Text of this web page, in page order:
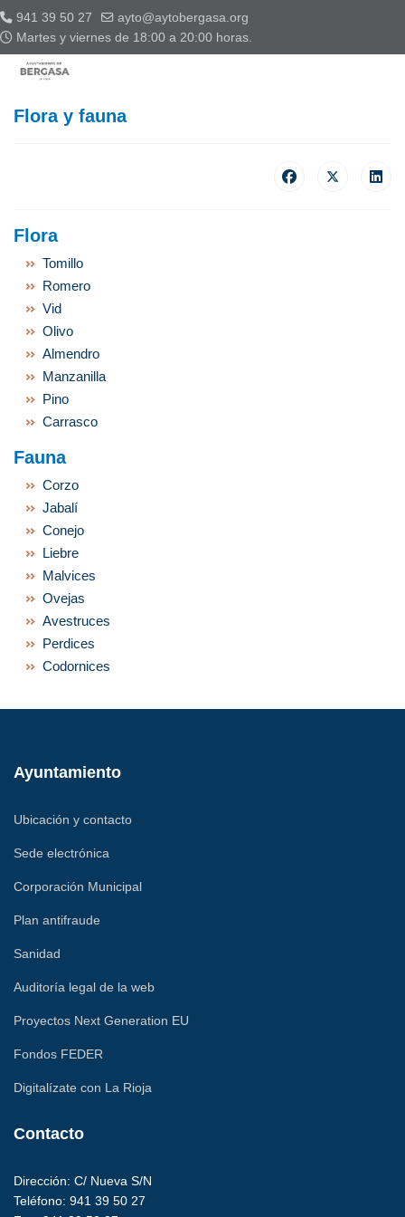
941 39 50 27
ayto@aytobergasa.org
Martes y viernes de 18:00 a 20:00 horas.
Flora y fauna
Flora
Tomillo
Romero
Vid
Olivo
Almendro
Manzanilla
Pino
Carrasco
Fauna
Corzo
Jabalí
Conejo
Liebre
Malvices
Ovejas
Avestruces
Perdices
Codornices
Ayuntamiento
Ubicación y contacto
Sede electrónica
Corporación Municipal
Plan antifraude
Sanidad
Auditoría legal de la web
Proyectos Next Generation EU
Fondos FEDER
Digitalízate con La Rioja
Contacto
Dirección: C/ Nueva S/N
Teléfono: 941 39 50 27